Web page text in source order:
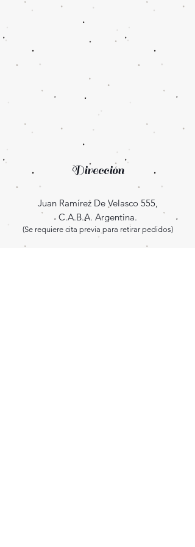
Dirección
Juan Ramírez De Velasco 555,
C.A.B.A. Argentina.
(Se requiere cita previa para retirar pedidos)